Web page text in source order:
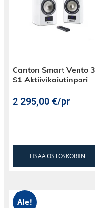
Canton Smart Vento 3
S1 Aktiivikaiutinpari
2 295,00€/pr
LISÄÄ OSTOSKORIIN
Ale!